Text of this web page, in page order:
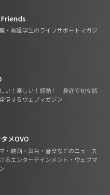
・看護学生のライフサポートマガジ
い！楽しい！感動！ 身近で旬な話
信するウェブマガジン
メOVO
・映画・舞台・音楽などのニュース
るエンターテインメント・ウェブマ